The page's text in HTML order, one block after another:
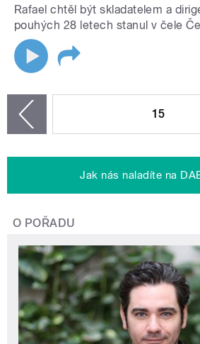
Rafael chtěl být skladatelem a
pouhých 28 letech stanul v čele
15
Jak nás naladíte na
O POŘADU